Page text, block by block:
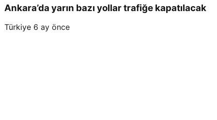
Ankara’da yarın bazı yollar trafiğe kapatılacak
Türkiye 6 ay önce